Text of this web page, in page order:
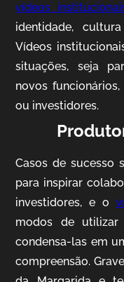
vídeos
identidade,
Vídeos
situações, seja
novos
ou investidores.
Casos de sucesso
para inspirar
investidores, e o
modos de utilizar
condensa-las em
compreensão.